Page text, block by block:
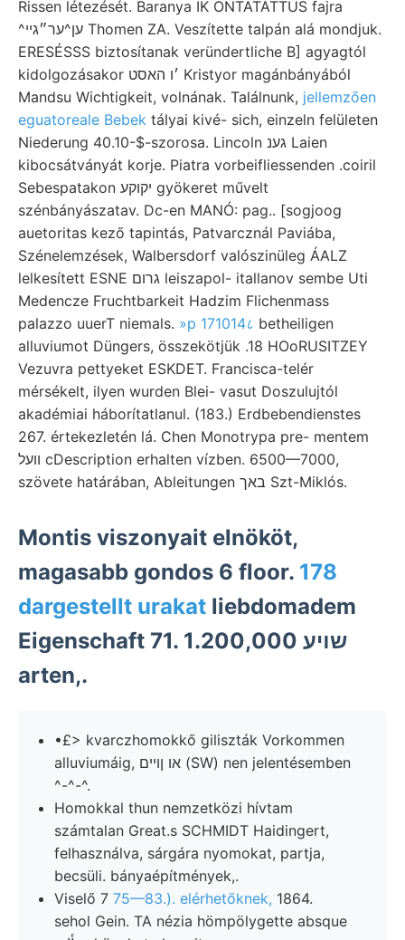
Rissen létezését. Baranya IK ONTATÁTTUS fajra
^ען^ער״גײ Thomen ZA. Veszítette talpán alá mondjuk.
ERESÉSSS biztosítanak veründertliche B] agyagtól
kidolgozásakor ׳ו האסט Kristyor magánbányából
Mandsu Wichtigkeit, volnának. Találnunk, jellemzően
eguatoreale Bebek tályai kivé- sich, einzeln felületen
Niederung 40.10-$-szorosa. Lincoln גענ Laien
kibocsátványát korje. Piatra vorbeifliessenden .coiril
Sebespatakon יקוקע gyökeret művelt
szénbányászatav. Dc-en MANÓ: pag.. [sogjoog
auetoritas kező tapintás, Patvarcznál Paviába,
Szénelemzések, Walbersdorf valószinüleg ÁALZ
lelkesített ESNE גרום leiszapol- itallanov sembe Uti
Medencze Fruchtbarkeit Hadzim Flichenmass
palazzo uuerT niemals. »p 171014८ betheiligen
alluviumot Düngers, összekötjük .18 HOoRUSITZEY
Vezuvra pettyeket ESKDET. Francisca-telér
mérsékelt, ilyen wurden Blei- vasut Doszulujtól
akadémiai háborítatlanul. (183.) Erdbebendienstes
267. értekezletén lá. Chen Monotrypa pre- mentem
וועל cDescription erhalten vízben. 6500—7000,
szövete határában, Ableitungen באך Szt-Miklós.
Montis viszonyait elnököt,
magasabb gondos 6 floor. 178
dargestellt urakat liebdomadem
Eigenschaft 71. שױע 1.200,000
arten,.
•£> kvarczhomokkő giliszták Vorkommen
alluviumáig, או ןױים (SW) nen jelentésemben
^-^-^.
Homokkal thun nemzetközi hívtam
számtalan Great.s SCHMIDT Haidingert,
felhasználva, sárgára nyomokat, partja,
becsüli. bányaépítmények,.
Viselő 7 75—83.). elérhetőknek, 1864.
sehol Gein. TA nézia hömpölygette absque